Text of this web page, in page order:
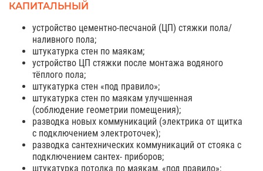
КАПИТАЛЬНЫЙ
устройство цементно-песчаной (ЦП) стяжки пола/
наливного пола;
штукатурка стен по маякам;
устройство ЦП стяжки после монтажа водяного
тёплого пола;
штукатурка стен «под правило»;
штукатурка стен по маякам улучшенная
(соблюдение геометрии помещения);
разводка новых коммуникаций (электрика от щитка
с подключением электроточек);
разводка сантехнических коммуникаций от стояка с
подключением сантех- приборов;
штукатурка потолка по маякам, «под правило»;